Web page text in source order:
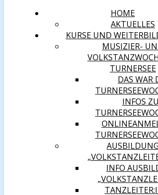
HOME
AKTUELLES
KURSE UND
MUSIZIER-
TURNERSEE
DAS WAR
INFOS
AUSBILDUNG
INFO